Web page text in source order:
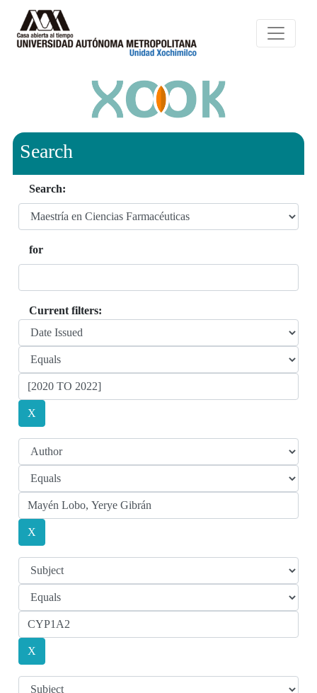
Search
Search:
for
Current filters: